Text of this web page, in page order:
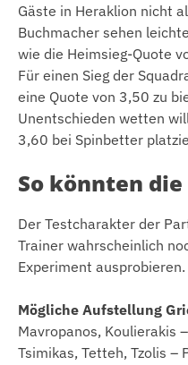
Gäste in Heraklion nicht
Buchmacher sehen
wie die Heimsieg-Quote
Für einen Sieg der
eine Quote von 3,50 zu
Unentschieden wetten
3,60 bei Spinbetter
So könnten
Der Testcharakter der
Trainer wahrscheinlich
Experiment ausprobieren.
Mögliche Aufstellung
Mavropanos, Koulierakis
Tsimikas, Tetteh, Tzolis –